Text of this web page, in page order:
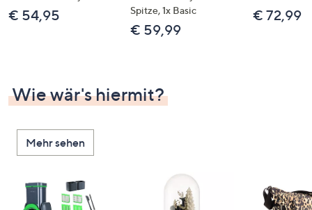
€ 54,95
Spitze, 1x Basic
€ 59,99
€ 72,99
Wie wär's hiermit?
Mehr sehen